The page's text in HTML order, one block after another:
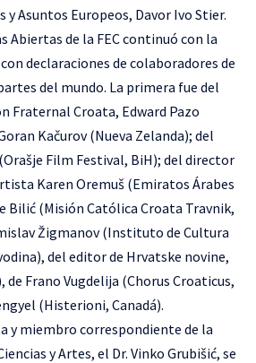
y Asuntos Europeos, Davor Ivo Stier.
Abiertas de la FEC continuó con la
declaraciones de colaboradores de
del mundo. La primera fue del
Fraternal Croata, Edward Pazo
Kačurov (Nueva Zelanda); del
Film Festival, BiH); del director
Karen Oremuš (Emiratos Árabes
Bilić (Misión Católica Croata Travnik,
Žigmanov (Instituto de Cultura
del editor de Hrvatske novine,
Frano Vugdelija (Chorus Croaticus,
(Histerioni, Canadá).
y miembro correspondiente de la
y Artes, el Dr. Vinko Grubišić, se